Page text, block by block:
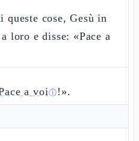
queste cose, Gesù in
loro e disse: «Pace a
a voiⓘ !».